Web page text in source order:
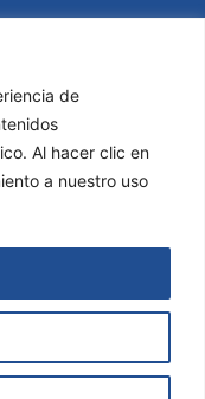
de
Al hacer clic en
a nuestro uso
© 2025
Web creada por